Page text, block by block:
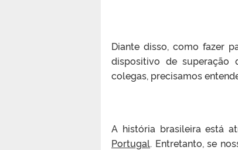
Diante disso, como fazer
dispositivo de superação
colegas, precisamos
A história brasileira está
Portugal. Entretanto, se